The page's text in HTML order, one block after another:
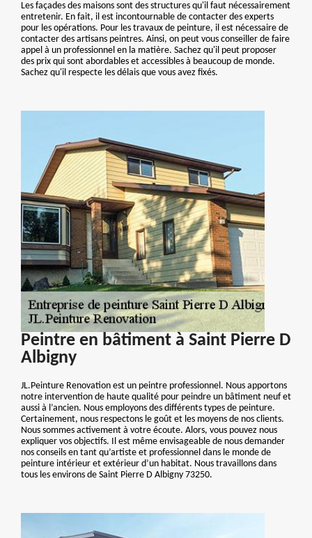
Les façades des maisons sont des structures qu'il faut nécessairement
entretenir. En fait, il est incontournable de contacter des experts
pour les opérations. Pour les travaux de peinture, il est nécessaire de
contacter des artisans peintres. Ainsi, on peut vous conseiller de faire
appel à un professionnel en la matière. Sachez qu'il peut proposer
des prix qui sont abordables et accessibles à beaucoup de monde.
Sachez qu'il respecte les délais que vous avez fixés.
Peintre en bâtiment à Saint Pierre D
Albigny
JL.Peinture Renovation est un peintre professionnel. Nous apportons
notre intervention de haute qualité pour peindre un bâtiment neuf et
aussi à l’ancien. Nous employons des différents types de peinture.
Certainement, nous respectons le goût et les moyens de nos clients.
Nous sommes activement à votre écoute. Alors, vous pouvez nous
expliquer vos objectifs. Il est même envisageable de nous demander
nos conseils en tant qu’artiste et professionnel dans le monde de
peinture intérieur et extérieur d’un habitat. Nous travaillons dans
tous les environs de Saint Pierre D Albigny 73250.